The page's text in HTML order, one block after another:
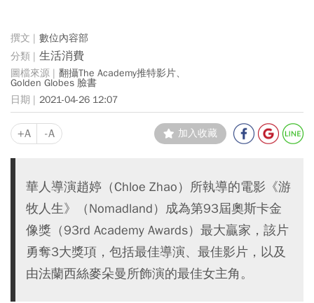
數位內容部
生活消費
翻攝The Academy推特影片、
Golden Globes 臉書
2021-04-26 12:07
+A -A 加入收藏
華人導演趙婷（Chloe Zhao）所執導的電影《游
牧人生》（Nomadland）成為第93屆奧斯卡金
像獎（93rd Academy Awards）最大贏家，該片
勇奪3大獎項，包括最佳導演、最佳影片，以及
由法蘭西絲麥朵曼所飾演的最佳女主角。